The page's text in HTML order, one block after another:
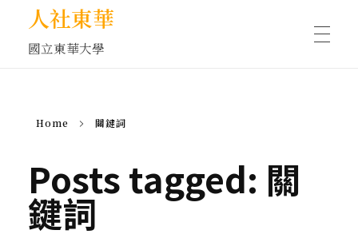
人社東華
國立東華大學
文化沙龍
Home 關鍵詞
Posts tagged: 關
鍵詞